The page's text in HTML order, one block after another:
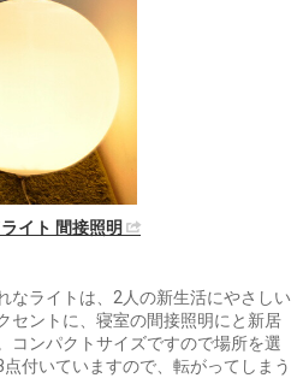
イト 間接照明
なライトは、2人の新生活にやさしい
セントに、寝室の間接照明にと新居
コンパクトサイズですので場所を選
付いていますので、転がってしまう